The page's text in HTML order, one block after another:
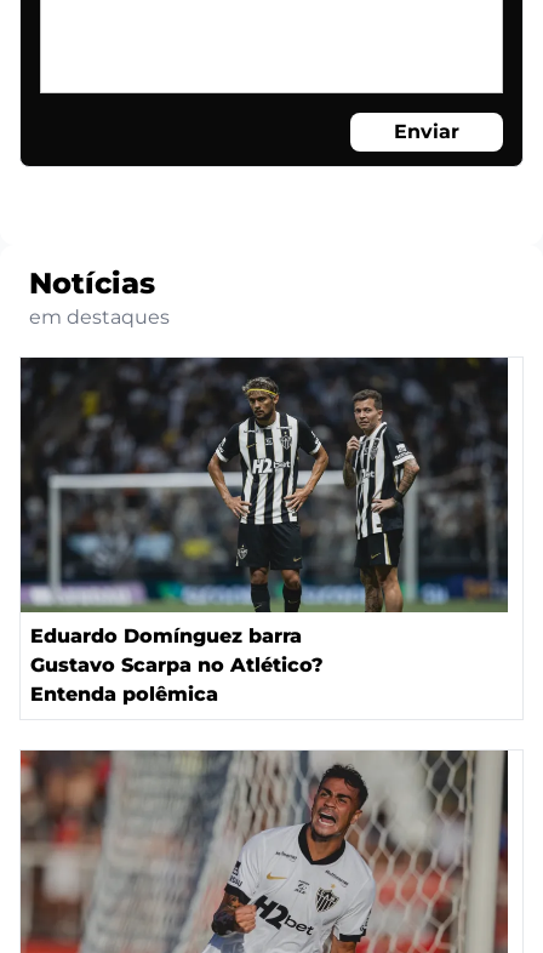
Enviar
Notícias
em destaques
Eduardo Domínguez barra
Gustavo Scarpa no Atlético?
Entenda polêmica